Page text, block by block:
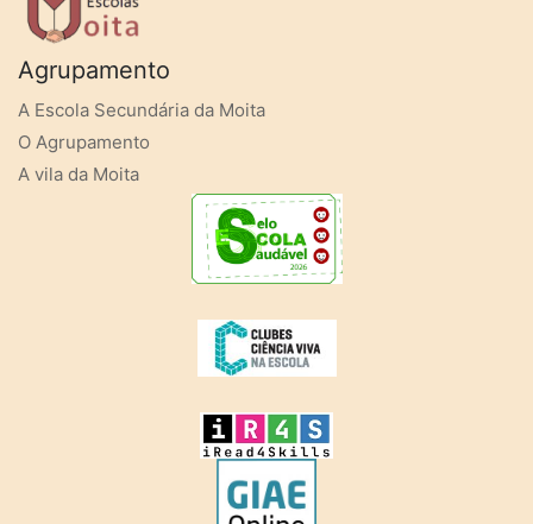
Agrupamento
A Escola Secundária da Moita
O Agrupamento
A vila da Moita